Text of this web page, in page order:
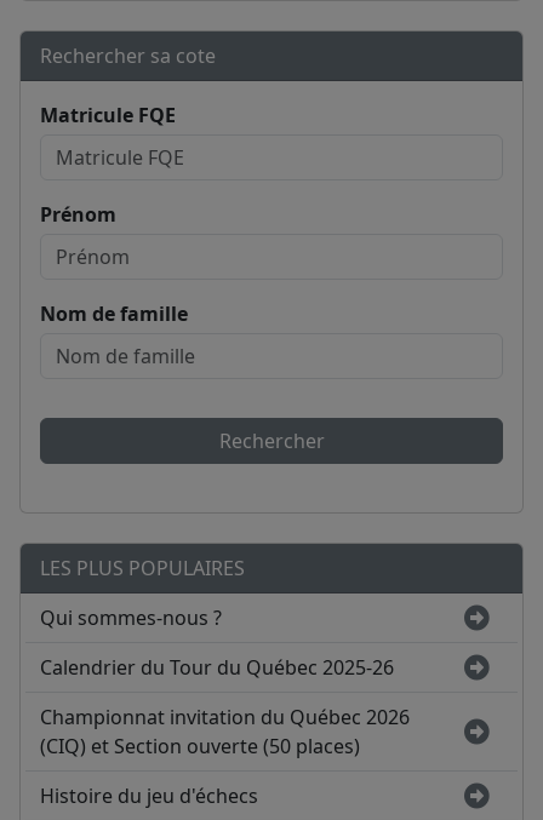
Rechercher sa cote
Matricule FQE
Prénom
Nom de famille
Rechercher
LES PLUS POPULAIRES
Qui sommes-nous ?
Calendrier du Tour du Québec 2025-26
Championnat invitation du Québec 2026
(CIQ) et Section ouverte (50 places)
Histoire du jeu d'échecs